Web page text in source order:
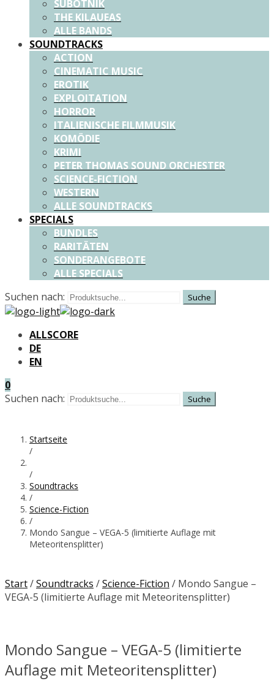
SUBOTNIK
THE KILAUEAS
ALLE BANDS
SOUNDTRACKS
ACTION
CINEMATIC MUSIC
EROTIK
EXPLOITATION
HORROR
ITALIENISCHE FILMMUSIK
KOMÖDIE
KRIMI
PETER THOMAS SOUND ORCHESTER
SCIENCE-FICTION
WESTERN
ALLE SOUNDTRACKS
SPECIALS
BUNDLES
RARITÄTEN
SONDERANGEBOTE
ALLE SPECIALS
Suchen nach:
ALLSCORE
DE
EN
0
Suchen nach:
Startseite
/
/
Soundtracks
/
Science-Fiction
/
Mondo Sangue – VEGA-5 (limitierte Auflage mit
Meteoritensplitter)
Start/Soundtracks /Science-Fiction / Mondo Sangue –
VEGA-5 (limitierte Auflage mit Meteoritensplitter)
Mondo Sangue – VEGA-5 (limitierte
Auflage mit Meteoritensplitter)